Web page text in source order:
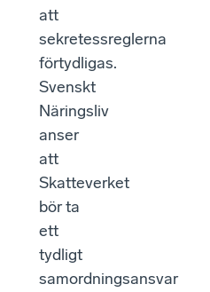
att
sekretessreglerna
förtydligas.
Svenskt
Näringsliv
anser
att
Skatteverket
bör ta
ett
tydligt
samordningsansvar